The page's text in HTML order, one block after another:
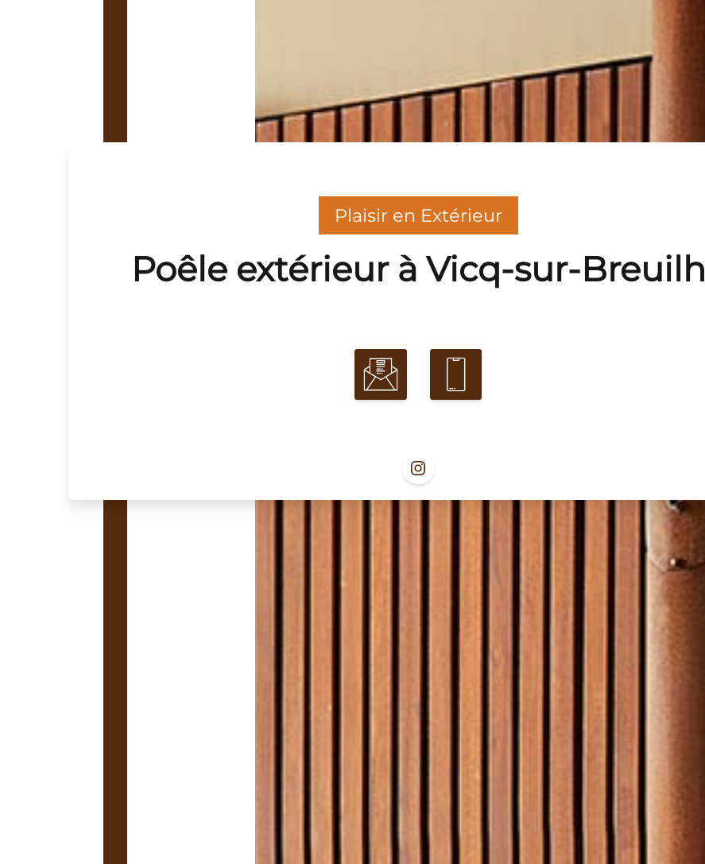
Plaisir en Extérieur
Poêle extérieur à Vicq-sur-Breuilh